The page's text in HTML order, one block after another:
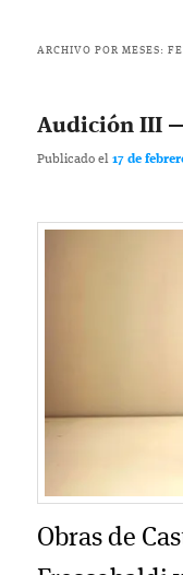
ARCHIVO POR MESES:
Audición III
Publicado el17 de
Obras de